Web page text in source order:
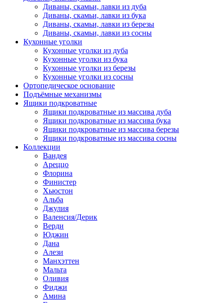
Диваны, скамьи, лавки из дуба
Диваны, скамьи, лавки из бука
Диваны, скамьи, лавки из березы
Диваны, скамьи, лавки из сосны
Кухонные уголки
Кухонные уголки из дуба
Кухонные уголки из бука
Кухонные уголки из березы
Кухонные уголки из сосны
Ортопедическое основание
Подъёмные механизмы
Ящики подкроватные
Ящики подкроватные из массива дуба
Ящики подкроватные из массива бука
Ящики подкроватные из массива березы
Ящики подкроватные из массива сосны
Коллекции
Вандея
Ареццо
Флорина
Финистер
Хьюстон
Альба
Джулия
Валенсия/Дерик
Верди
Юджин
Дана
Алези
Манхэттен
Мальта
Оливия
Фиджи
Амина